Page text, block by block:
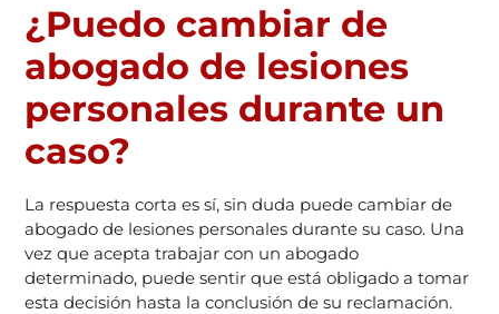
¿Puedo cambiar de
abogado de lesiones
personales durante un
caso?
La respuesta corta es sí, sin duda puede cambiar de
abogado de lesiones personales durante su caso. Una
vez que acepta trabajar con un abogado
determinado, puede sentir que está obligado a tomar
esta decisión hasta la conclusión de su reclamación.